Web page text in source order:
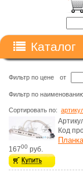
Каталог
Фильтр по цене от
Фильтр по
Сортировать по:
16700 руб.
Код